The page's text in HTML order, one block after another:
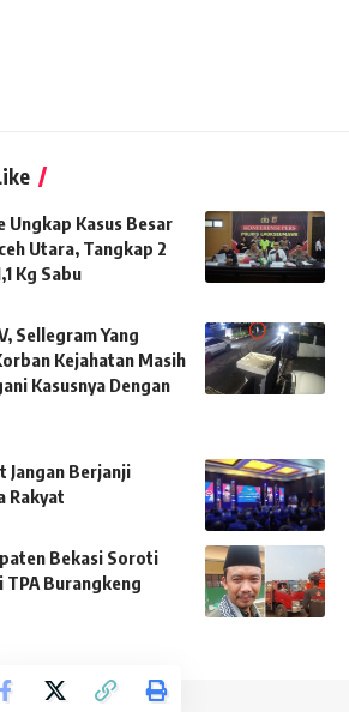
Ungkap Kasus Besar
Utara, Tangkap 2
Kg Sabu
Sellegram Yang
Kejahatan Masih
Kasusnya Dengan
Jangan Berjanji
Rakyat
Bekasi Soroti
TPA Burangkeng